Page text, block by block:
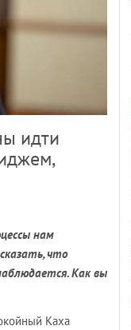
идти
нам
что
Как вы
Каха